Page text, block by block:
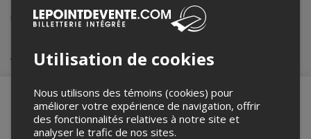
contacter l’organisateur de l’événement, Théâtre Sainte-Catherine
theatrestecatherine@gmail.comou au +1 514-284-3939
Achat de billets
Merci de confirmer que vous n'êtes pas un
Utilisation de cookies
Nous utilisons des témoins (cookies) pour
améliorer votre expérience de navigation, offrir
des fonctionnalités relatives à notre site et
analyser le trafic de nos sites.